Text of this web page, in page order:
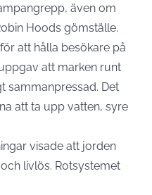
även om
Hoods gömställe.
att hålla besökare på
att marken runt
sammanpressad. Det
att ta upp vatten, syre
visade att jorden
livlös. Rotsystemet